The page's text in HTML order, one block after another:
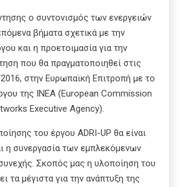
ο συντονισμός των ενεργειών
βήματα σχετικά με την
και η προετοιμασία για την
που θα πραγματοποιηθεί στις
στην Ευρωπαϊκή Επιτροπή με το
της ΙΝΕΑ (European Commission
Executive Agency).
του έργου ADRI-UP θα είναι
η συνεργασία των εμπλεκόμενων
Σκοπός μας η υλοποίηση του
τα μέγιστα για την ανάπτυξη της